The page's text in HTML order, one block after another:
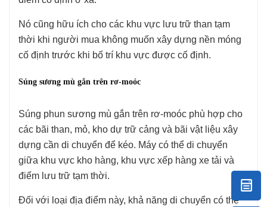
Nó cũng hữu ích cho các khu vực lưu trữ than tạm
thời khi người mua không muốn xây dựng nền móng
cố định trước khi bố trí khu vực được cố định.
Súng sương mù gắn trên rơ-moóc
Súng phun sương mù gắn trên rơ-moóc phù hợp cho
các bãi than, mỏ, kho dự trữ cảng và bãi vật liệu xây
dựng cần di chuyển để kéo. Máy có thể di chuyển
giữa khu vực kho hàng, khu vực xếp hàng xe tải và
điểm lưu trữ tạm thời.
Đối với loại địa điểm này, khả năng di chuyển có thể